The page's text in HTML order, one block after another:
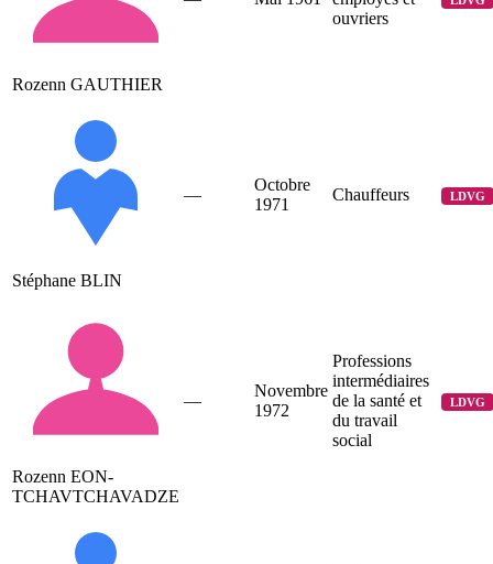
Rozenn GAUTHIER
ouvriers
Stéphane BLIN
—
Octobre
1971
Chauffeurs LDVG
Rozenn EON-
TCHAVTCHAVADZE
—
Novembre
1972
Professions
intermédiaires
de la santé et
du travail
social
LDVG